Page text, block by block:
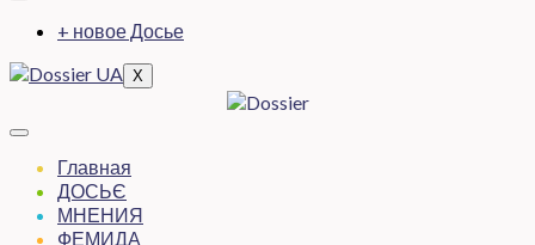
+ новое Досье
X
Главная
ДОСЬЄ
МНЕНИЯ
ФЕМИДА